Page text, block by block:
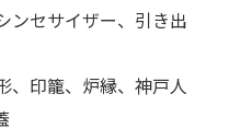
ンセサイザー、引き出
、印籠、炉縁、神戸人